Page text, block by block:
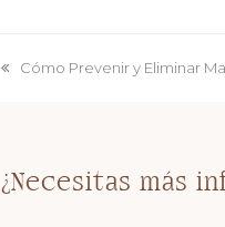
previous
Cómo Prevenir y Eliminar
¿Necesitas más